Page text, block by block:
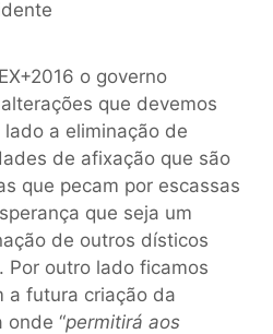
o governo
que devemos
a eliminação de
de afixação que são
que pecam por escassas
que seja um
de outros dísticos
Por outro lado ficamos
a futura criação da
onde “permitirá aos